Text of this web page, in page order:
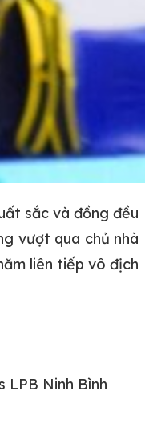
sắc và đồng đều
vượt qua chủ nhà
liên tiếp vô địch
LPB Ninh Bình